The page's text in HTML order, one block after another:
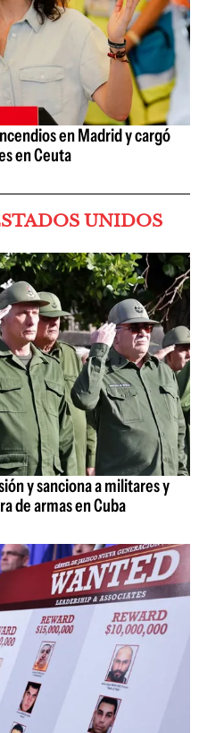
en Madrid y cargó
en Ceuta
UNIDOS
y sanciona a militares y
de armas en Cuba